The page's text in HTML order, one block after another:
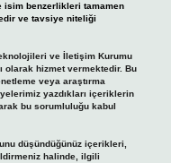
isim benzerlikleri tamamen
ve tavsiye niteliği
ve İletişim Kurumu
olarak hizmet vermektedir. Bu
veya araştırma
yazdıkları içeriklerin
bu sorumluluğu kabul
düşündüğünüz içerikleri,
halinde, ilgili